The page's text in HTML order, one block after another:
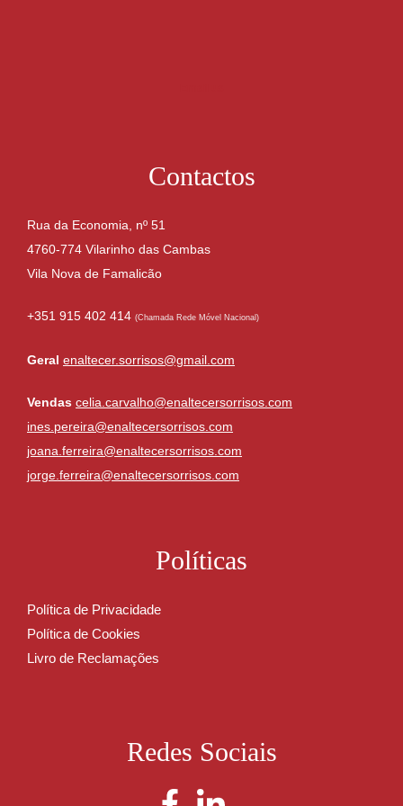
Contactos
Rua da Economia, nº 51
4760-774 Vilarinho das Cambas
Vila Nova de Famalicão
+351 915 402 414 (Chamada Rede Móvel Nacional)
Geral enaltecer.sorrisos@gmail.com
Vendas celia.carvalho@enaltecersorrisos.com
ines.pereira@enaltecersorrisos.com
joana.ferreira@enaltecersorrisos.com
jorge.ferreira@enaltecersorrisos.com
Políticas
Política de Privacidade
Política de Cookies
Livro de Reclamações
Redes Sociais